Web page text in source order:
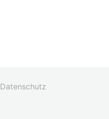
Datenschutz